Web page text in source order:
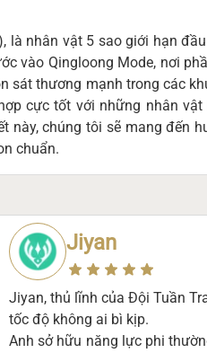
là nhân vật 5 sao giới hạn
vào Qingloong Mode, nơi
sát thương mạnh trong các
cực tốt với những nhân
này, chúng tôi sẽ mang đến
chuẩn.
Jiyan
Jiyan, thủ lĩnh của Đội Tuần
tốc độ không ai bì kịp.
Anh sở hữu năng lực phi